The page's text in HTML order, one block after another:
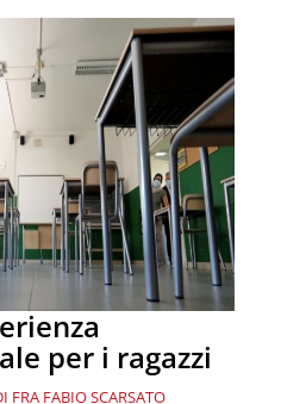
per i ragazzi
FRA FABIO SCARSATO